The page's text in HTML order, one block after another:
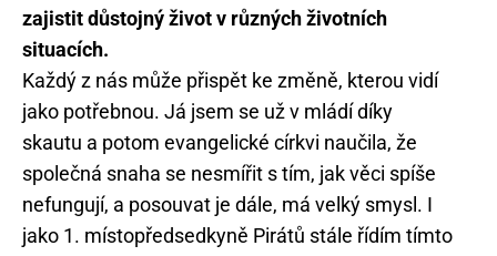
zajistit důstojný život v různých životních
situacích.
Každý z nás může přispět ke změně, kterou vidí
jako potřebnou. Já jsem se už v mládí díky
skautu a potom evangelické církvi naučila, že
společná snaha se nesmířit s tím, jak věci spíše
nefungují, a posouvat je dále, má velký smysl. I
jako 1. místopředsedkyně Pirátů stále řídím tímto